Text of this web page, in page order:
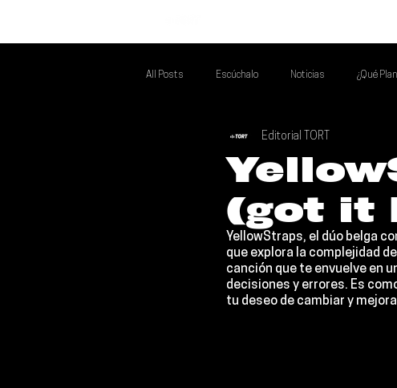
All Posts Escúchalo Noticias ¿Qué
Si Te Gusta... Te Recomendamos A...
Poder Latino Que Descubrir Mejores de la
(got it
Editorial TORT
YellowStraps, el dúo belga
que explora la complejidad
canción que te envuelve en
decisiones y errores. Es
tu deseo de cambiar y